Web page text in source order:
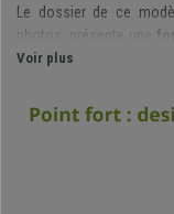
Le dossier de ce
photos, présente une
maille respirable
posture naturelle, afin
contractures.
Voir plus